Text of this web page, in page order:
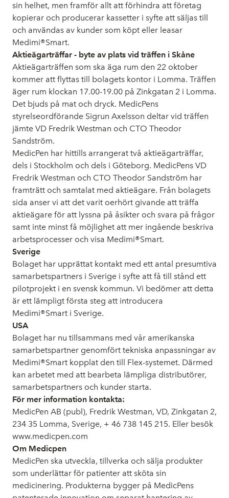
sin helhet, men framför allt att förhindra att företag
kopierar och producerar kassetter i syfte att säljas till
och användas av kunder som köpt eller leasar
Medimi®Smart.
Aktieägarträffar - byte av plats vid träffen i Skåne
Aktieägarträffen som ska äga rum den 22 oktober
kommer att flyttas till bolagets kontor i Lomma. Träffen
äger rum klockan 17.00-19.00 på Zinkgatan 2 i Lomma.
Det bjuds på mat och dryck. MedicPens
styrelseordförande Sigrun Axelsson deltar vid träffen
jämte VD Fredrik Westman och CTO Theodor
Sandström.
MedicPen har hittills arrangerat två aktieägarträffar,
dels i Stockholm och dels i Göteborg. MedicPens VD
Fredrik Westman och CTO Theodor Sandström har
framträtt och samtalat med aktieägare. Från bolagets
sida anser vi att det varit oerhört givande att träffa
aktieägare för att lyssna på åsikter och svara på frågor
samt inte minst få möjlighet att mer ingående beskriva
arbetsprocesser och visa Medimi®Smart.
Sverige
Bolaget har upprättat kontakt med ett antal presumtiva
samarbetspartners i Sverige i syfte att få till stånd ett
pilotprojekt i en svensk kommun. Vi bedömer att detta
är ett lämpligt första steg att introducera
Medimi®Smart i Sverige.
USA
Bolaget har nu tillsammans med vår amerikanska
samarbetspartner genomfört tekniska anpassningar av
Medimi®Smart kopplat den till Flex-systemet. Därmed
kan arbetet med att bearbeta lämpliga distributörer,
samarbetspartners och kunder starta.
För mer information kontakta:
MedicPen AB (publ), Fredrik Westman, VD, Zinkgatan 2,
234 35 Lomma, Sverige, + 46 738 145 215. Eller besök
www.medicpen.com
Om Medicpen
MedicPen ska utveckla, tillverka och sälja produkter
som underlättar för patienter att sköta sin
medicinering. Produkterna bygger på MedicPens